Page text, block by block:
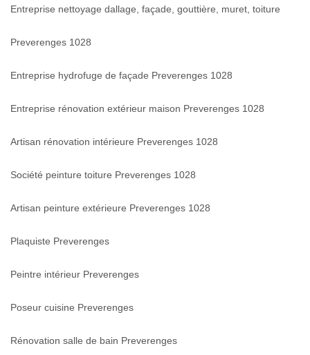
Entreprise nettoyage dallage, façade, gouttière, muret, toiture
Preverenges 1028
Entreprise hydrofuge de façade Preverenges 1028
Entreprise rénovation extérieur maison Preverenges 1028
Artisan rénovation intérieure Preverenges 1028
Société peinture toiture Preverenges 1028
Artisan peinture extérieure Preverenges 1028
Plaquiste Preverenges
Peintre intérieur Preverenges
Poseur cuisine Preverenges
Rénovation salle de bain Preverenges